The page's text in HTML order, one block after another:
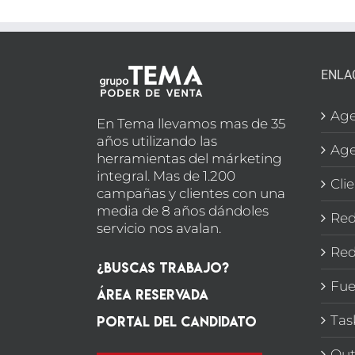
En Tema llevamos mas de 35
años utilizando las
herramientas del márketing
integral. Mas de 1.200
campañas y clientes con una
media de 8 años dándoles
servicio nos avalan.
¿Buscas Trabajo?
Área Reservada
Portal del candidato